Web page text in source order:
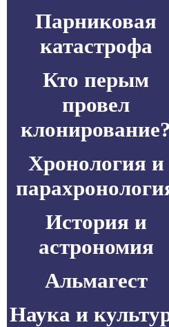
Парниковая
катастрофа
Кто перым
провел
клонирование?
Хронология и
История и
астрономия
Альмагест
Наука и